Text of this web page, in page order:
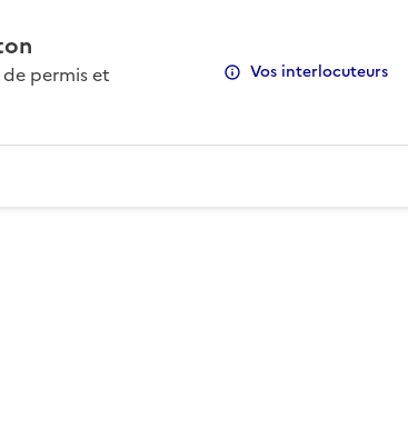
permis et
Vos interlocuteurs